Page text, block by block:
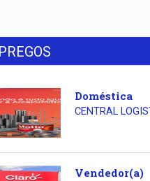
Doméstica
CENTRAL
Vendedor(a)